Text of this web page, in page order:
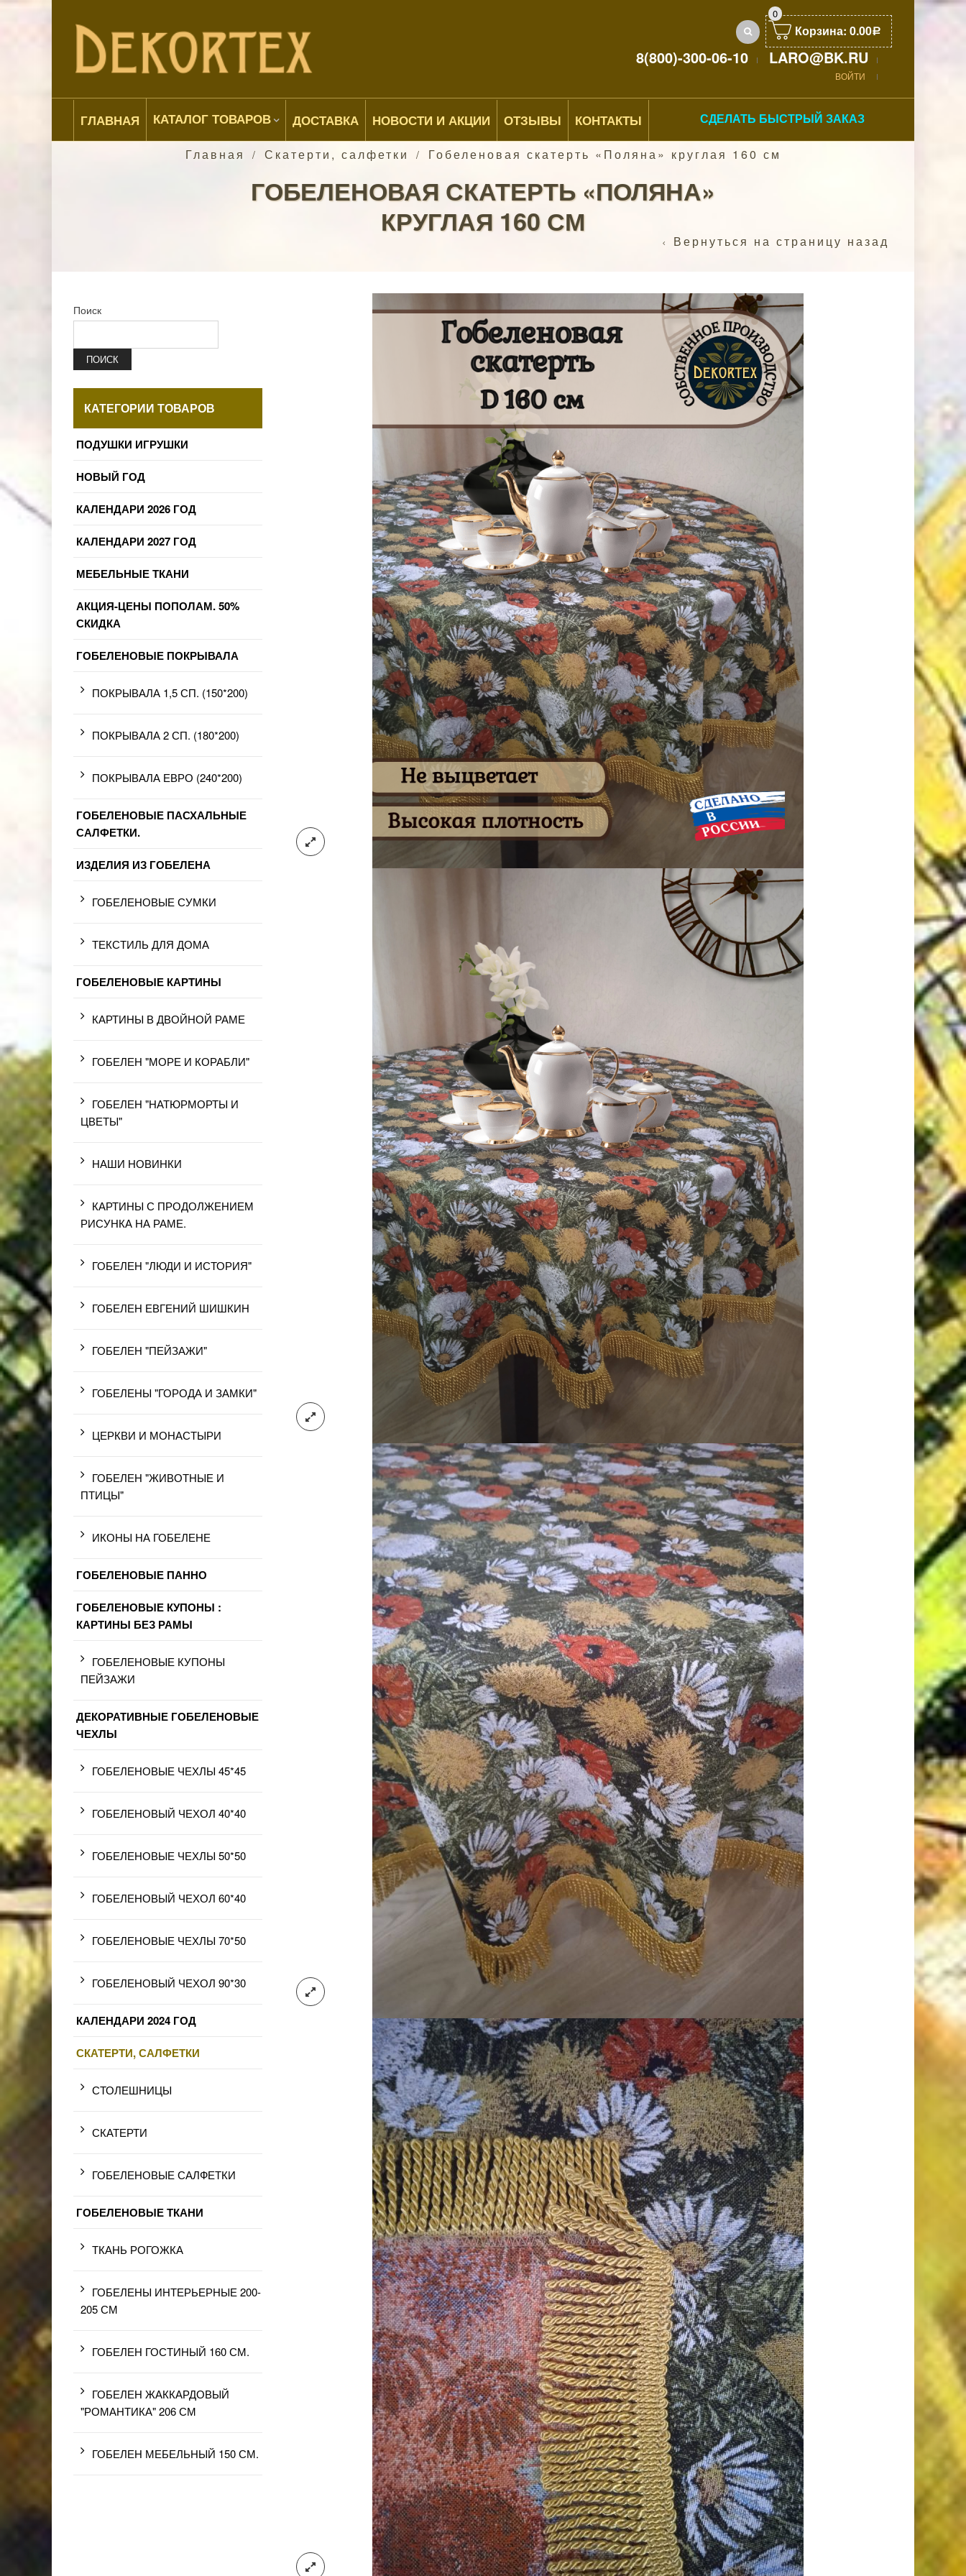
0
Корзина: 0.00Р
8(800)-300-06-10 LARO@BK.RU
ВОЙТИ
ГЛАВНАЯ КАТАЛОГ ТОВАРОВ ДОСТАВКА НОВОСТИ И АКЦИИ ОТЗЫВЫ КОНТАКТЫ СДЕЛАТЬ БЫСТРЫЙ ЗАКАЗ
Главная / Скатерти, салфетки / Гобеленовая скатерть «Поляна» круглая 160 см
ГОБЕЛЕНОВАЯ СКАТЕРТЬ «ПОЛЯНА»
КРУГЛАЯ 160 СМ
Вернуться на страницу назад
Поиск
ПОИСК
КАТЕГОРИИ ТОВАРОВ
ПОДУШКИ ИГРУШКИ
НОВЫЙ ГОД
КАЛЕНДАРИ 2026 ГОД
КАЛЕНДАРИ 2027 ГОД
МЕБЕЛЬНЫЕ ТКАНИ
АКЦИЯ-ЦЕНЫ ПОПОЛАМ. 50%
СКИДКА
ГОБЕЛЕНОВЫЕ ПОКРЫВАЛА
ПОКРЫВАЛА 1,5 СП. (150*200)
ПОКРЫВАЛА 2 СП. (180*200)
ПОКРЫВАЛА ЕВРО (240*200)
ГОБЕЛЕНОВЫЕ ПАСХАЛЬНЫЕ
САЛФЕТКИ.
ИЗДЕЛИЯ ИЗ ГОБЕЛЕНА
ГОБЕЛЕНОВЫЕ СУМКИ
ТЕКСТИЛЬ ДЛЯ ДОМА
ГОБЕЛЕНОВЫЕ КАРТИНЫ
КАРТИНЫ В ДВОЙНОЙ РАМЕ
ГОБЕЛЕН "МОРЕ И КОРАБЛИ"
ГОБЕЛЕН "НАТЮРМОРТЫ И
ЦВЕТЫ"
НАШИ НОВИНКИ
КАРТИНЫ С ПРОДОЛЖЕНИЕМ
РИСУНКА НА РАМЕ.
ГОБЕЛЕН "ЛЮДИ И ИСТОРИЯ"
ГОБЕЛЕН ЕВГЕНИЙ ШИШКИН
ГОБЕЛЕН "ПЕЙЗАЖИ"
ГОБЕЛЕНЫ "ГОРОДА И ЗАМКИ"
ЦЕРКВИ И МОНАСТЫРИ
ГОБЕЛЕН "ЖИВОТНЫЕ И
ПТИЦЫ"
ИКОНЫ НА ГОБЕЛЕНЕ
ГОБЕЛЕНОВЫЕ ПАННО
ГОБЕЛЕНОВЫЕ КУПОНЫ :
КАРТИНЫ БЕЗ РАМЫ
ГОБЕЛЕНОВЫЕ КУПОНЫ
ПЕЙЗАЖИ
ДЕКОРАТИВНЫЕ ГОБЕЛЕНОВЫЕ
ЧЕХЛЫ
ГОБЕЛЕНОВЫЕ ЧЕХЛЫ 45*45
ГОБЕЛЕНОВЫЙ ЧЕХОЛ 40*40
ГОБЕЛЕНОВЫЕ ЧЕХЛЫ 50*50
ГОБЕЛЕНОВЫЙ ЧЕХОЛ 60*40
ГОБЕЛЕНОВЫЕ ЧЕХЛЫ 70*50
ГОБЕЛЕНОВЫЙ ЧЕХОЛ 90*30
КАЛЕНДАРИ 2024 ГОД
СКАТЕРТИ, САЛФЕТКИ
СТОЛЕШНИЦЫ
СКАТЕРТИ
ГОБЕЛЕНОВЫЕ САЛФЕТКИ
ГОБЕЛЕНОВЫЕ ТКАНИ
ТКАНЬ РОГОЖКА
ГОБЕЛЕНЫ ИНТЕРЬЕРНЫЕ 200-
205 СМ
ГОБЕЛЕН ГОСТИНЫЙ 160 СМ.
ГОБЕЛЕН ЖАККАРДОВЫЙ
"РОМАНТИКА" 206 СМ
ГОБЕЛЕН МЕБЕЛЬНЫЙ 150 СМ.